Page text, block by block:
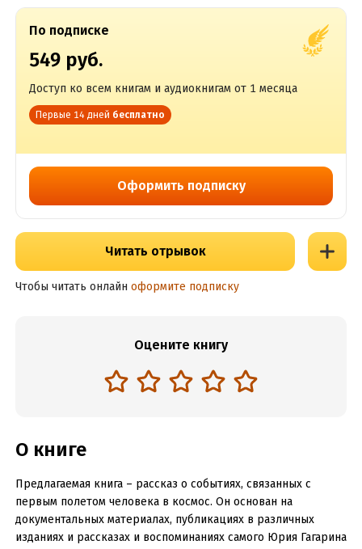
По подписке
549 руб.
Доступ ко всем книгам и аудиокнигам от 1 месяца
Первые 14 дней бесплатно
Оформить подписку
Читать отрывок
Чтобы читать онлайн оформите подписку
Оцените книгу
О книге
Предлагаемая книга – рассказ о событиях, связанных с
первым полетом человека в космос. Он основан на
документальных материалах, публикациях в различных
изданиях и рассказах и воспоминаниях самого Юрия Гагарина